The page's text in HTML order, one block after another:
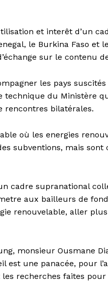
et interêt d’un
le Burkina Faso et
sur le contenu
les pays
du Ministère
rencontres bilatérales.
où les energies
subventions, mais
cadre supranational
aux bailleurs de
renouvelable, aller
monsieur Ousmane
une panacée, pour
recherches faites